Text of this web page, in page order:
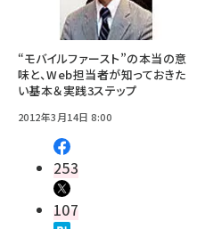
“モバイルファースト”の本当の意
味と、Web担当者が知っておきた
い基本＆実践3ステップ
2012年3月14日 8:00
253
107